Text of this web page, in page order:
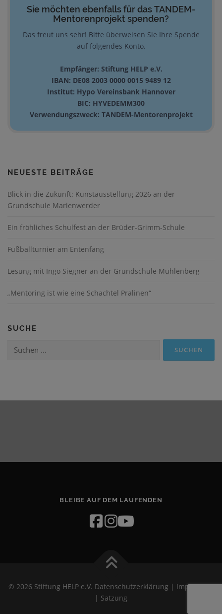
Sie möchten ebenfalls für das TANDEM-
Mentorenprojekt spenden?
Das freut uns sehr! Bitte überweisen Sie Ihre Spende
auf folgendes Konto.
Empfänger: Stiftung HELP e.V.
IBAN: DE08 2003 0000 0015 9489 12
Institut: Hypo Vereinsbank Hannover
BIC: HYVEDEMM300
Verwendungszweck: TANDEM-Mentorenprojekt
NEUESTE BEITRÄGE
Blick in die Zukunft: Kunstausstellung 2026 an der
Grundschule Marienwerder
Ein fröhliches Schulfest an der Brüder-Grimm-Schule
Fußballturnier am Entenfang
Lesung mit Ingo Siegner an der Grundschule Mühlenberg
„Mentoring ist wie eine Schachtel Pralinen“
SUCHE
Suchen
BLEIBE AUF DEM LAUFENDEN
© 2026 Stiftung HELP e.V. Datenschutzerklärung | Impressum
| Satzung